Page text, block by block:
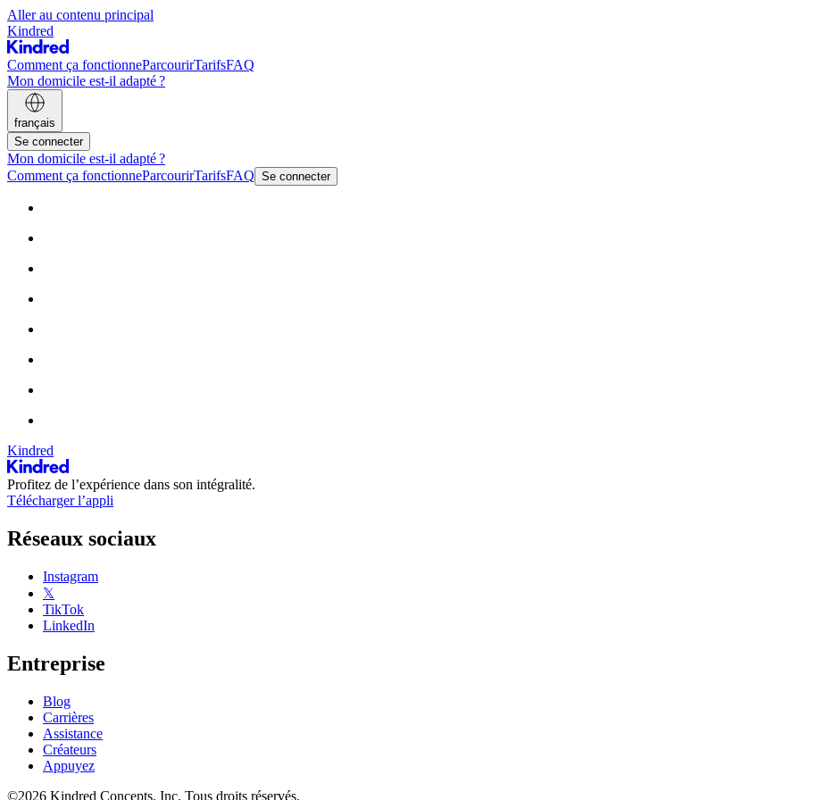
Aller au contenu principal
Kindred
Comment ça fonctionneParcourirTarifsFAQ
Mon domicile est-il adapté ?
français
Se connecter
Mon domicile est-il adapté ?
Comment ça fonctionneParcourirTarifsFAQ Se connecter
Kindred
Profitez de l’expérience dans son intégralité.
Télécharger l’appli
Réseaux sociaux
Instagram
𝕏
TikTok
LinkedIn
Entreprise
Blog
Carrières
Assistance
Créateurs
Appuyez
©2026 Kindred Concepts, Inc. Tous droits réservés.